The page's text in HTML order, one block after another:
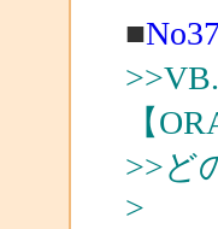
■
【
>>ど
>